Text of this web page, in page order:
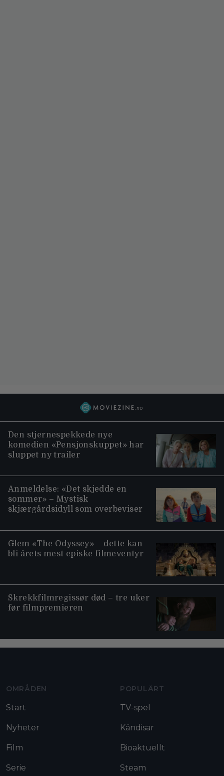
Den stjernespekkede nye
komedien «Pensjonskuppet» har
sluppet ny trailer
Anmeldelse: «Det skjedde en
sommer» – Mystisk
skjærgårdsidyll som overbeviser
Glem «The Odyssey» – dette kan
bli årets mest episke filmeventyr
Skrekkfilmregissør død – tre uker
før filmpremieren
OMRÅDEN
Start
Nyheter
Film
Serie
POPULÄRT
TV-spel
Kändisar
Bioaktuellt
Steam